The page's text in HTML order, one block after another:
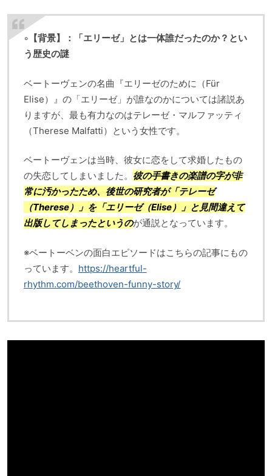
◦ 【背景】：「エリーゼ」とは一体誰だったのか？とい
う歴史の謎
ベートーヴェンの名曲『エリーゼのために（Für
Elise）』の「エリーゼ」が誰なのかについては諸説あ
りますが、最も有力なのはテレーゼ・マルファッティ
（Therese Malfatti）という女性です。
ベートーヴェンは当時、彼女に恋をして求婚したもの
の失恋してしまいました。 彼の手書きの楽譜の字が非
常に汚かったため、後世の研究者が「テレーゼ
（Therese）」を「エリーゼ（Elise）」と見間違えて
出版してしまったというのが通説となっています。
※ベートーベンの面白エピソードはこちらの記事にもの
っています。 https://heartful-
rhythm.com/beethoven-funny-story/